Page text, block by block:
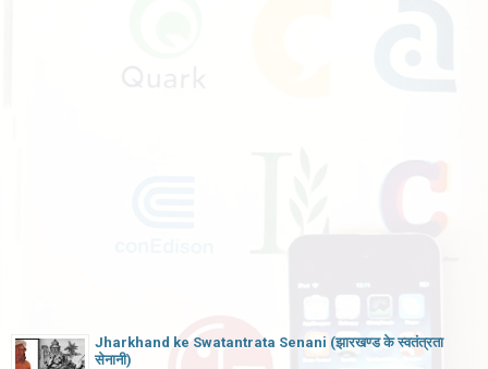
Jharkhand ke Swatantrata Senani (झारखण्ड के स्वतंत्रता
सेनानी)